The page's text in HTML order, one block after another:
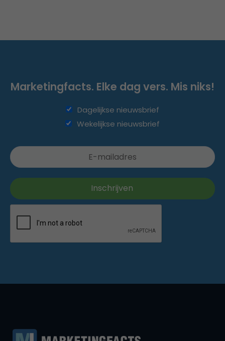
Marketingfacts. Elke dag vers. Mis niks!
Dagelijkse nieuwsbrief
Wekelijkse nieuwsbrief